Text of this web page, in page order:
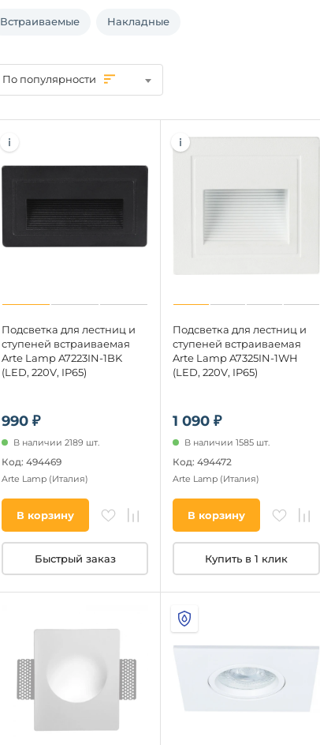
Встраиваемые Накладные
По популярности
990 ₽
Подсветка для лестниц и
ступеней встраиваемая
Arte Lamp A7223IN-1BK
(LED, 220V, IP65)
В наличии 2189 шт.
Код: 494469
Arte Lamp (Италия)
В корзину
Быстрый заказ
1 090 ₽
Подсветка для лестниц и
ступеней встраиваемая
Arte Lamp A7325IN-1WH
(LED, 220V, IP65)
В наличии 1585 шт.
Код: 494472
Arte Lamp (Италия)
В корзину
Купить в 1 клик